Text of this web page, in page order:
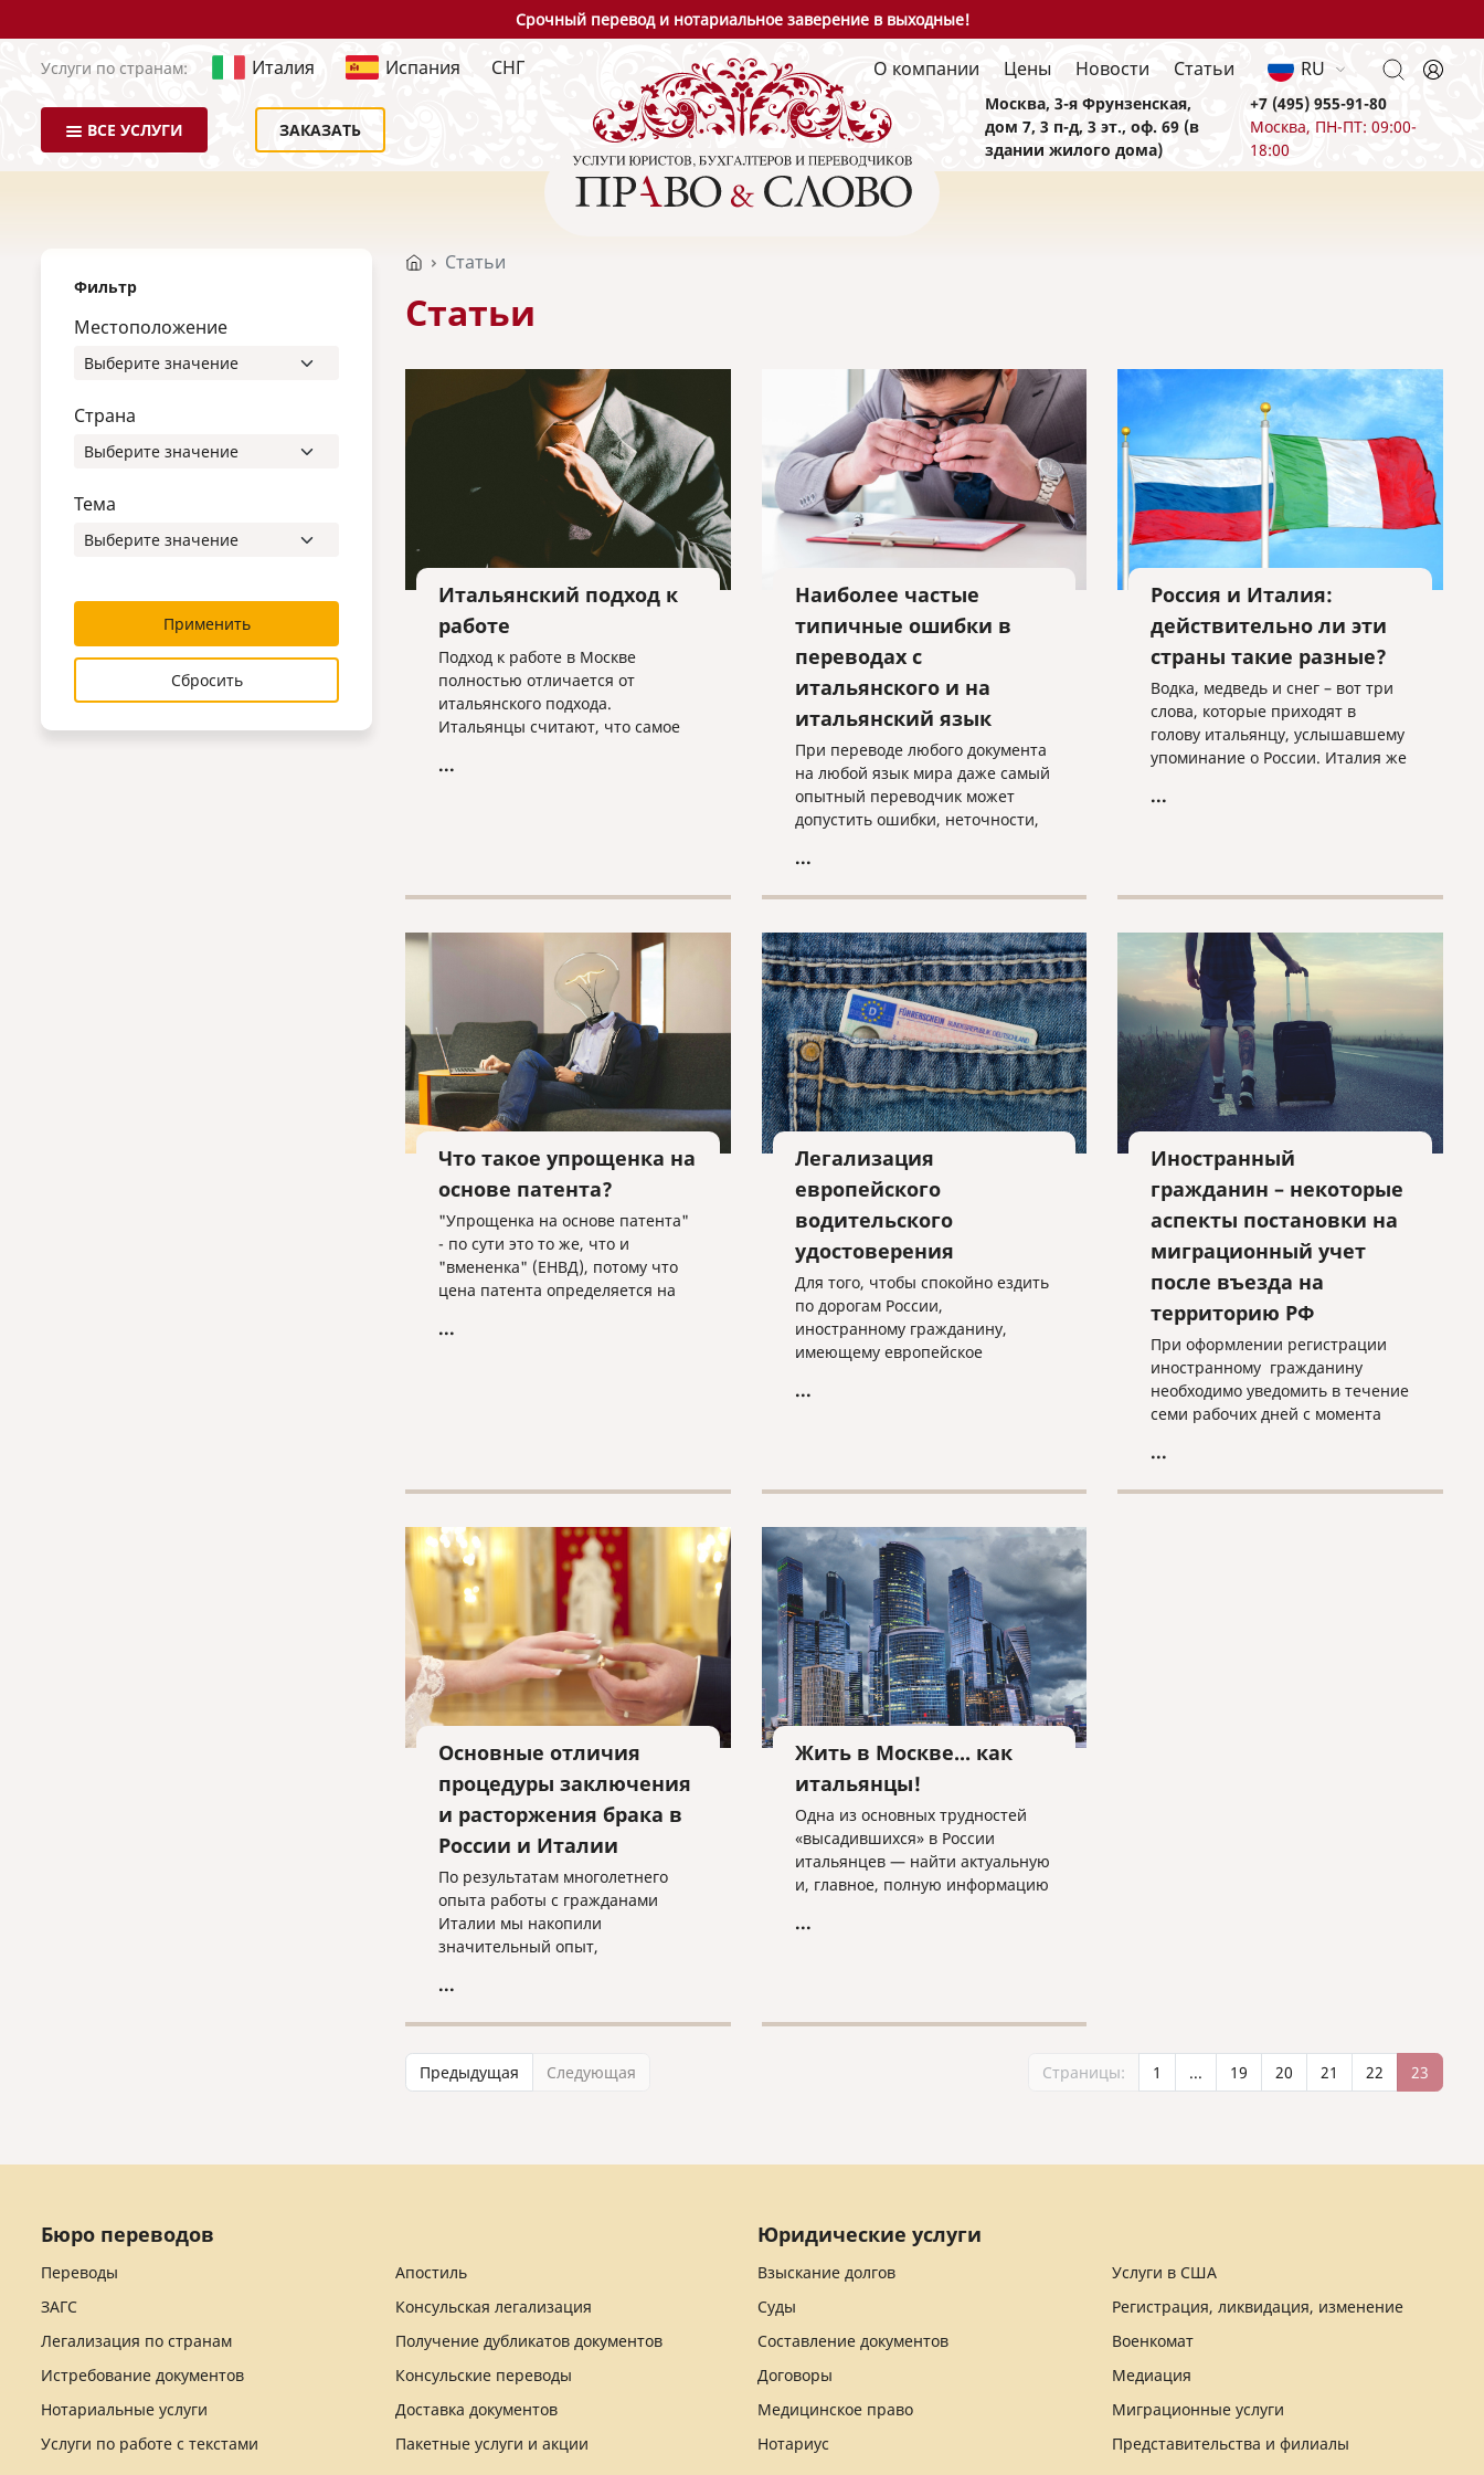
Срочный перевод и нотариальное заверение в выходные!
Услуги по странам: Италия Испания СНГ
ВСЕ УСЛУГИ ЗАКАЗАТЬ
О компании Цены Новости Статьи RU
Москва, 3-я Фрунзенская,
дом 7, 3 п-д, 3 эт., оф. 69 (в
здании жилого дома)
+7 (495) 955-91-80
Москва, ПН-ПТ: 09:00-
18:00
Фильтр
Местоположение
Страна
Тема
Применить
Сбросить
Статьи
Статьи
Итальянский подход к
работе
Подход к работе в Москве
полностью отличается от
итальянского подхода.
Итальянцы считают, что самое
контракт и работать в одном
...
Наиболее частые
типичные ошибки в
переводах с
итальянского и на
итальянский язык
При переводе любого документа
на любой язык мира даже самый
опытный переводчик может
допустить ошибки, неточности,
поэтому, помимо
переводов, который дорожит
своей репутацией, должен быть
подвергнут последующей
проверке со стороны редактора.
...
Россия и Италия:
действительно ли эти
страны такие разные?
Водка, медведь и снег – вот три
слова, которые приходят в
голову итальянцу, услышавшему
упоминание о России. Италия же
макаронами, пиццей и морем.
...
Что такое упрощенка на
основе патента?
"Упрощенка на основе патента"
- по сути это то же, что и
"вмененка" (ЕНВД), потому что
цена патента определяется на
дохода, размер которого
...
Легализация
европейского
водительского
удостоверения
Для того, чтобы спокойно ездить
по дорогам России,
иностранному гражданину,
имеющему европейское
необходимо всего лишь сделать
...
Иностранный
гражданин – некоторые
аспекты постановки на
миграционный учет
после въезда на
территорию РФ
При оформлении регистрации
иностранному гражданину
необходимо уведомить в течение
семи рабочих дней с момента
орган ФМС в соответствии с
...
Основные отличия
процедуры заключения
и расторжения брака в
России и Италии
По результатам многолетнего
опыта работы с гражданами
Италии мы накопили
значительный опыт,
некоторые выводы относительно
брака на территории Италии и
России, что, возможно, поможет
...
Жить в Москве... как
итальянцы!
Одна из основных трудностей
«высадившихся» в России
итальянцев — найти актуальную
и, главное, полную информацию
...
Страницы: 1 ... 19 20 21 22 23
Предыдущая Следующая
Бюро переводов
Переводы
Апостиль
ЗАГС
Консульская легализация
Легализация по странам
Получение дубликатов документов
Истребование документов
Консульские переводы
Нотариальные услуги
Доставка документов
Услуги по работе с текстами
Пакетные услуги и акции
Юридические услуги
Взыскание долгов
Услуги в США
Суды
Регистрация, ликвидация, изменение
Составление документов
Военкомат
Договоры
Медиация
Медицинское право
Миграционные услуги
Нотариус
Представительства и филиалы